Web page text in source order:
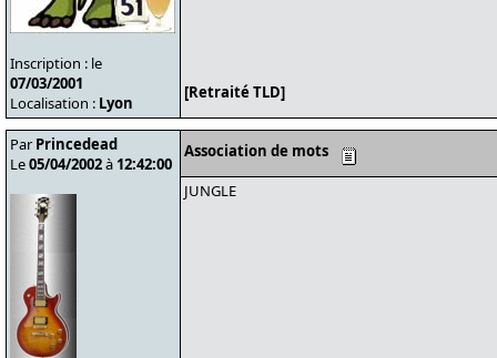
Inscription : le
07/03/2001
Localisation : Lyon
[Retraité TLD]
Par Princedead
Le05/04/2002à 12:42:00
Association de mots
JUNGLE